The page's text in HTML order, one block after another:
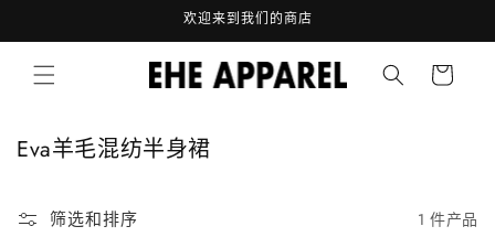
欢迎来到我们的商店
购
物
收
:
Eva羊毛混纺半身裙
筛选和排序 1 件产品